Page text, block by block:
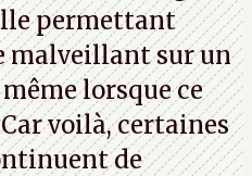
permettant
malveillant sur un
lorsque ce
voilà, certaines
de